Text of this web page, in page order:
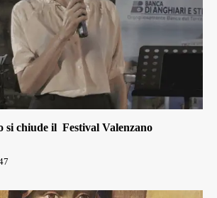
si chiude il Festival Valenzano